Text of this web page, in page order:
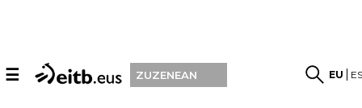
☰ ZUZENEAN EU